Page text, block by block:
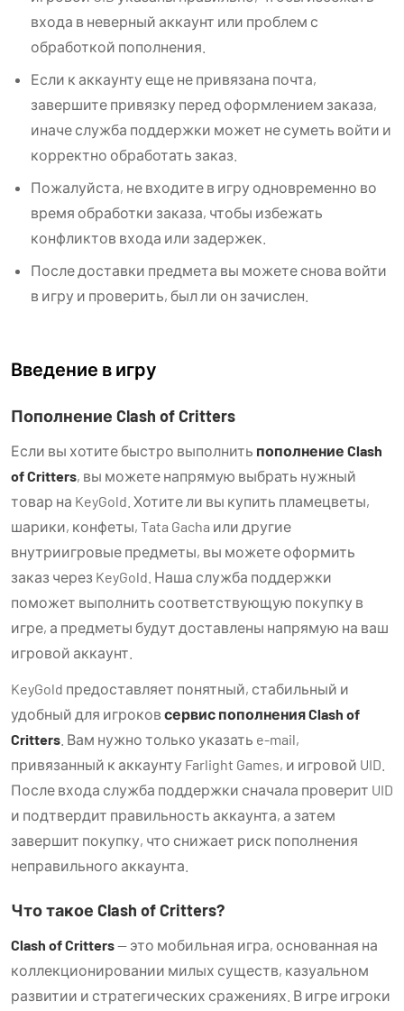
входа в неверный аккаунт или проблем с
обработкой пополнения.
Если к аккаунту еще не привязана почта,
завершите привязку перед оформлением заказа,
иначе служба поддержки может не суметь войти и
корректно обработать заказ.
Пожалуйста, не входите в игру одновременно во
время обработки заказа, чтобы избежать
конфликтов входа или задержек.
После доставки предмета вы можете снова войти
в игру и проверить, был ли он зачислен.
Введение в игру
Пополнение Clash of Critters
Если вы хотите быстро выполнить пополнение Clash
of Critters, вы можете напрямую выбрать нужный
товар на KeyGold. Хотите ли вы купить пламецветы,
шарики, конфеты, Tata Gacha или другие
внутриигровые предметы, вы можете оформить
заказ через KeyGold. Наша служба поддержки
поможет выполнить соответствующую покупку в
игре, а предметы будут доставлены напрямую на ваш
игровой аккаунт.
KeyGold предоставляет понятный, стабильный и
удобный для игроков сервис пополнения Clash of
Critters . Вам нужно только указать e-mail,
привязанный к аккаунту Farlight Games, и игровой UID.
После входа служба поддержки сначала проверит UID
и подтвердит правильность аккаунта, а затем
завершит покупку, что снижает риск пополнения
неправильного аккаунта.
Что такое Clash of Critters?
Clash of Critters— это мобильная игра, основанная на
коллекционировании милых существ, казуальном
развитии и стратегических сражениях. В игре игроки